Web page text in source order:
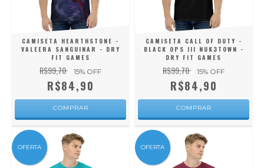
CAMISETA HEARTHSTONE -
VALEERA SANGUINAR - DRY
FIT GAMES
R$99,70 15% OFF
R$84,90
COMPRAR
CAMISETA CALL OF DUTY -
BLACK OPS III NUK3TOWN -
DRY FIT GAMES
R$99,70 15% OFF
R$84,90
COMPRAR
OFERTA OFERTA